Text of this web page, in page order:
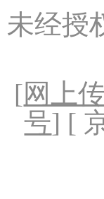
未经授
[网上
号] [